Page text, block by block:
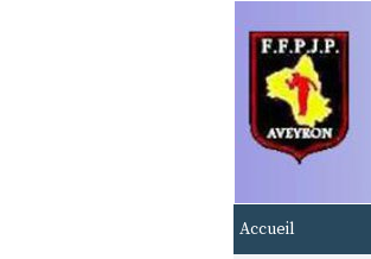
Accueil